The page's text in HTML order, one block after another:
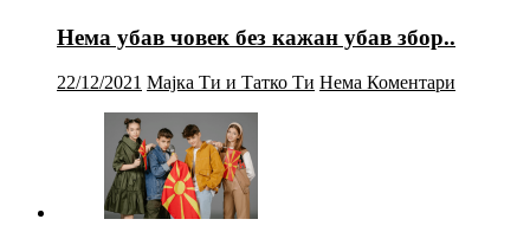
Нема убав човек без кажан убав збор..
22/12/2021 Мајка Ти и Татко Ти Нема Коментари